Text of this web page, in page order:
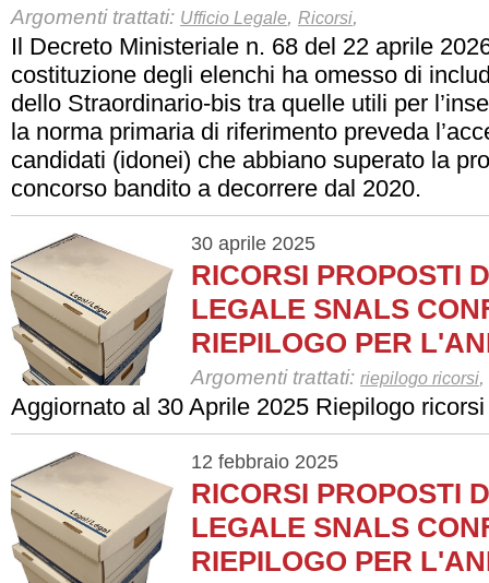
Argomenti trattati: Ufficio Legale, Ricorsi,
Il Decreto Ministeriale n. 68 del 22 aprile
costituzione degli elenchi ha omesso di
dello Straordinario-bis tra quelle utili per
la norma primaria di riferimento preveda
candidati (idonei) che abbiano superato la
concorso bandito a decorrere dal 2020.
30 aprile 2025
RICORSI PROPOSTI
LEGALE SNALS
RIEPILOGO PER
Argomenti trattati: riepilogo ricorsi,
Aggiornato al 30 Aprile 2025 Riepilogo ricorsi
12 febbraio 2025
RICORSI PROPOSTI
LEGALE SNALS
RIEPILOGO PER